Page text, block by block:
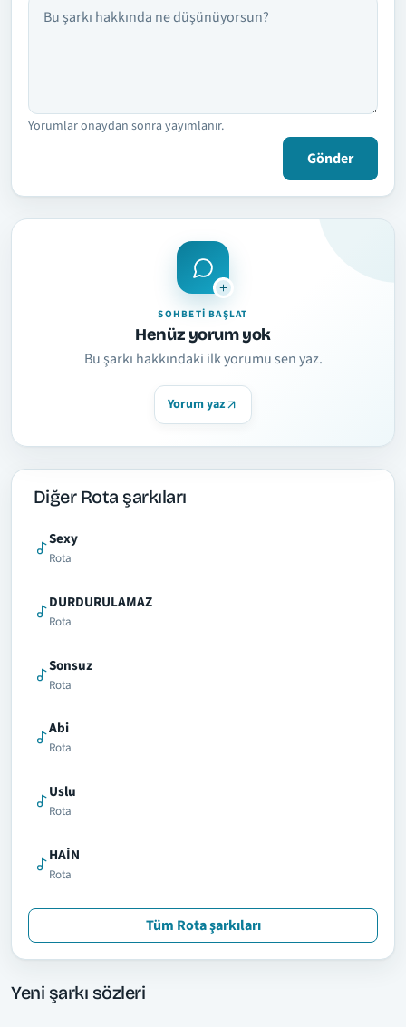
Yorumlar onaydan sonra yayımlanır.
Gönder
SOHBETI BAŞLAT
Henüz yorum yok
Bu şarkı hakkındaki ilk yorumu sen yaz.
Yorum yaz
Diğer Rota şarkıları
Sexy
Rota
DURDURULAMAZ
Rota
Sonsuz
Rota
Abi
Rota
Uslu
Rota
HAİN
Rota
Tüm Rota şarkıları
Yeni şarkı sözleri